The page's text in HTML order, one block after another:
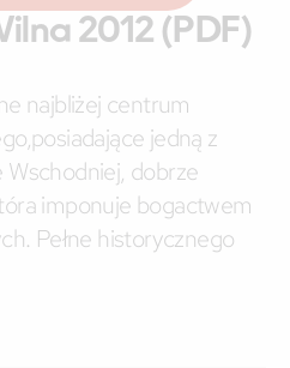
2012 (PDF)
najbliżej centrum
jedną z
Wschodniej, dobrze
imponuje bogactwem
Pełne historycznego